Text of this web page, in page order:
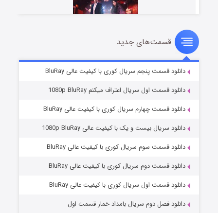
سریال زشت
قسمت۲ (زیرنویس) منتشر شد
مردگان متحرک: شهر مرده ۳
قسمت۲ (زیرنویس) منتشر شد
قسمت‌های جدید
دانلود قسمت پنجم سریال کوری با کیفیت عالی BluRay
دانلود قسمت اول سریال اعتراف میکنم 1080p BluRay
دانلود قسمت چهارم سریال کوری با کیفیت عالی BluRay
دانلود سریال بیست و یک با کیفیت عالی 1080p BluRay
دانلود قسمت سوم سریال کوری با کیفیت عالی BluRay
دانلود قسمت دوم سریال کوری با کیفیت عالی BluRay
دانلود قسمت اول سریال کوری با کیفیت عالی BluRay
دانلود فصل دوم سریال بامداد خمار قسمت اول